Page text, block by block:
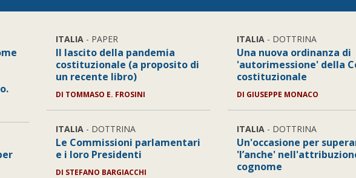
ITALIA - PAPER
Il lascito della pandemia
costituzionale (a proposito di
un recente libro)
DI TOMMASO E. FROSINI
ITALIA - DOTTRINA
Le Commissioni parlamentari
e i loro Presidenti
DI STEFANO BARGIACCHI
ITALIA- DOTTRINA
Una nuova ordinanza di
'autorimessione' della
costituzionale
DI GIUSEPPE MONACO
ITALIA- DOTTRINA
Un'occasione per
'l’anche'
cognome